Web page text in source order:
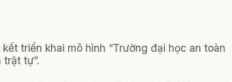
triển khai mô hình “Trường đại học an toàn
trật tự”.